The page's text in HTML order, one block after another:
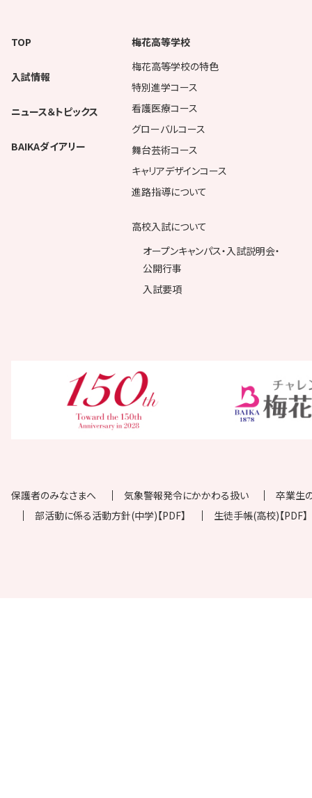
TOP
入試情報
ニュース＆トピックス
BAIKAダイアリー
梅花高等学校
梅花高等学校の特色
特別進学コース
看護医療コース
グローバルコース
舞台芸術コース
キャリアデザインコース
進路指導について
高校入試について
オープンキャンパス・入試説明会・
公開行事
入試要項
保護者のみなさまへ 気象警報発令にかかわる扱い
卒業生
部活動に係る活動方針(中学)【PDF】
生徒手帳(高校)【PDF】